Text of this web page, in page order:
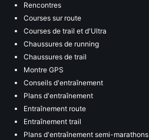
Rencontres
Courses sur route
Courses de trail et d'Ultra
Chaussures de running
Chaussures de trail
Montre GPS
Conseils d'entraînement
Plans d'entraînement
Entraînement route
Entraînement trail
Plans d'entraînement semi-marathons